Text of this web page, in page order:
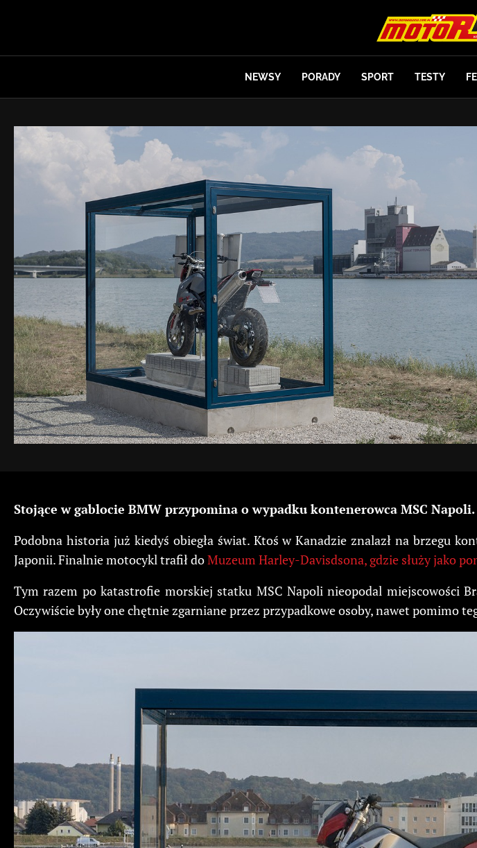
NEWSY PORADY SPORT TESTY
Stojące w gablocie BMW przypomina o wypadku kontenerowca MSC Napoli.
Podobna historia już kiedyś obiegła świat. Ktoś w Kanadzie znalazł na brzegu
Japonii. Finalnie motocykl trafił doMuzeum Harley-Davisdsona, gdzie służy jako
Tym razem po katastrofie morskiej statku MSC Napoli nieopodal miejscowości
Oczywiście były one chętnie zgarniane przez przypadkowe osoby, nawet pomimo